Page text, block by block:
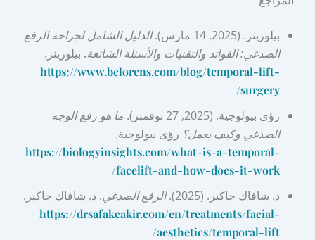
بيلورينز. (2025, 14 مارس).
الدليل الشامل لجراحة الرفع
الصدغي: الفوائد والتقنيات والأسئلة الشائعة. بيلورينز.
https://www.belorens.com/blog/temporal-lift-
surgery/
رؤى بيولوجية. (2025, 27 نوفمبر).
ما هو رفع الوجه
الصدغي وكيف يعمل؟ رؤى بيولوجية.
https://biologyinsights.com/what-is-a-temporal-
facelift-and-how-does-it-work/
د. شافاك جاكير. (2025). الرفع الصدغي. د. شافاك جاكير.
https://drsafakcakir.com/en/treatments/facial-
aesthetics/temporal-lift/